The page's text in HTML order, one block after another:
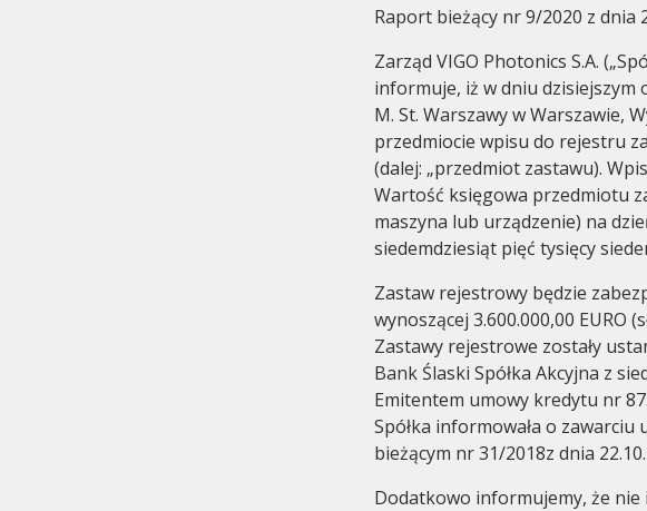
History
Raport bieżący nr 9/2020 z dnia
Zarząd VIGO Photonics S.A.
informuje, iż w dniu dzisiejszym
M. St. Warszawy w Warszawie,
przedmiocie wpisu do rejestru
(dalej: „przedmiot zastawu).
Wartość księgowa przedmiotu
maszyna lub urządzenie) na
siedemdziesiąt pięć tysięcy
Zastaw rejestrowy będzie
wynoszącej 3.600.000,00 EURO
Zastawy rejestrowe zostały
Bank Ślaski Spółka Akcyjna z
Emitentem umowy kredytu nr
Spółka informowała o
bieżącym nr 31/2018z dnia
Dodatkowo informujemy, że